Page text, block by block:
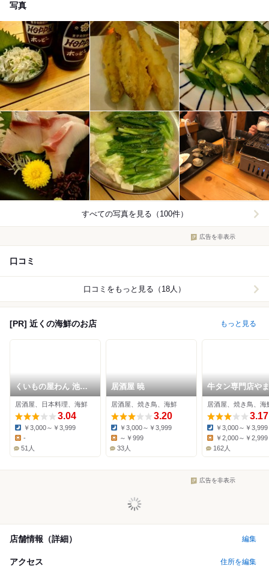
写真
すべての写真を見る（100件）
広告を非表示
口コミ
口コミをもっと見る（18人）
[PR] 近くの海鮮のお店 もっと見る
くいもの屋わん 池袋
西口公園前店
居酒屋、日本料理、海鮮
3.04
Dinner:
￥3,000～￥3,999
Lunch:
-
51人
居酒屋 暁
居酒屋、焼き鳥、海鮮
3.20
Dinner:
￥3,000～￥3,999
Lunch:
～￥999
33人
牛タン専門店や
池袋店
居酒屋、焼き鳥、海
3.17
Dinner:
￥3,000～￥3,999
￥2,000～￥2,999
162人
広告を非表示
店舗情報（詳細） 編集
アクセス 住所を編集